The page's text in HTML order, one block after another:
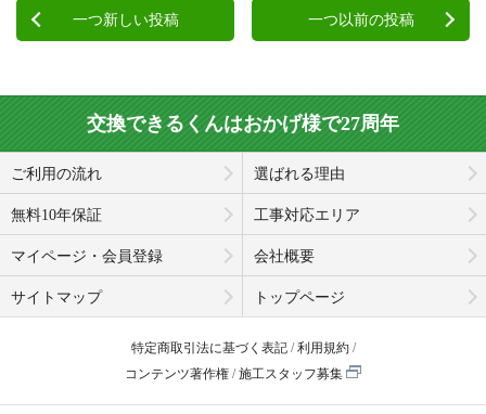
一つ新しい投稿 一つ以前の投稿
交換できるくんはおかげ様で27周年
ご利用の流れ 選ばれる理由
無料10年保証 工事対応エリア
マイページ・会員登録 会社概要
サイトマップ トップページ
特定商取引法に基づく表記
利用規約
コンテンツ著作権
施工スタッフ募集